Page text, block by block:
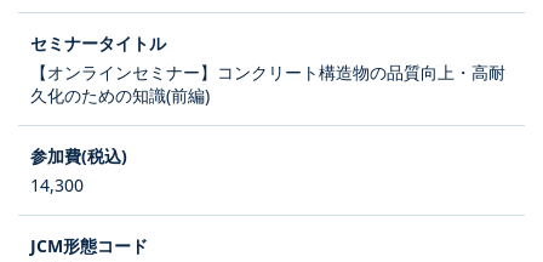
【オンラインセミナー】コンクリート構造物の品質向上・高耐
久化のための知識(前編)
14,300